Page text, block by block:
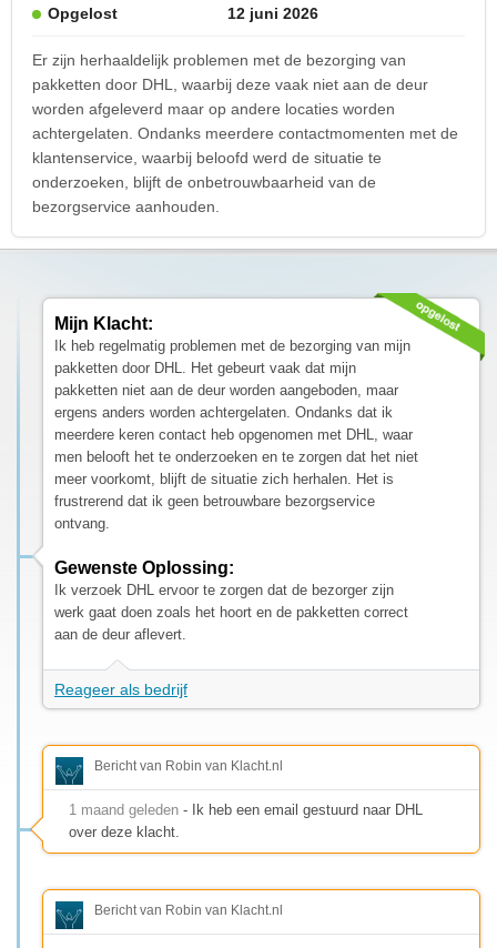
Opgelost 12 juni 2026
Er zijn herhaaldelijk problemen met de bezorging van
pakketten door DHL, waarbij deze vaak niet aan de deur
worden afgeleverd maar op andere locaties worden
achtergelaten. Ondanks meerdere contactmomenten met de
klantenservice, waarbij beloofd werd de situatie te
onderzoeken, blijft de onbetrouwbaarheid van de
bezorgservice aanhouden.
Mijn Klacht:
Ik heb regelmatig problemen met de bezorging van mijn
pakketten door DHL. Het gebeurt vaak dat mijn
pakketten niet aan de deur worden aangeboden, maar
ergens anders worden achtergelaten. Ondanks dat ik
meerdere keren contact heb opgenomen met DHL, waar
men belooft het te onderzoeken en te zorgen dat het niet
meer voorkomt, blijft de situatie zich herhalen. Het is
frustrerend dat ik geen betrouwbare bezorgservice
ontvang.
Gewenste Oplossing:
Ik verzoek DHL ervoor te zorgen dat de bezorger zijn
werk gaat doen zoals het hoort en de pakketten correct
aan de deur aflevert.
Reageer als bedrijf
Bericht van Robin van Klacht.nl
1 maand geleden - Ik heb een email gestuurd naar DHL
over deze klacht.
Bericht van Robin van Klacht.nl